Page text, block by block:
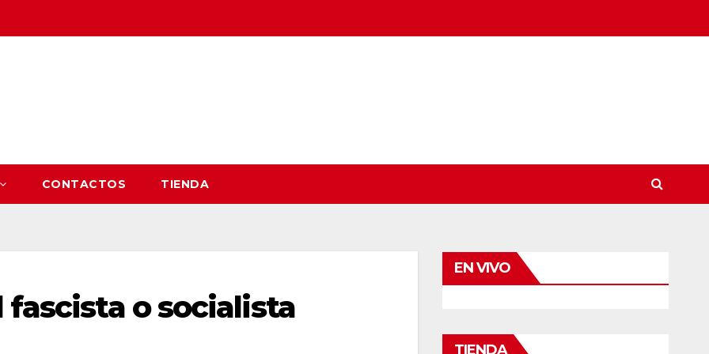
CONTACTOS TIENDA
o socialista
EN VIVO
TIENDA